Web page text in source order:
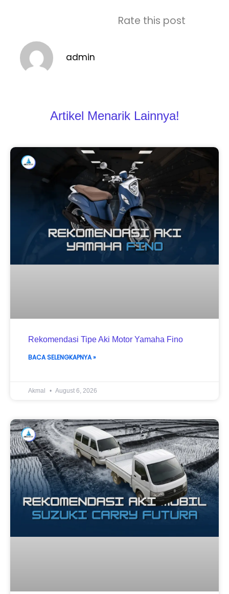
Rate this post
admin
Artikel Menarik Lainnya!
Rekomendasi Tipe Aki Motor Yamaha Fino
BACA SELENGKAPNYA »
Akmal August 6, 2026